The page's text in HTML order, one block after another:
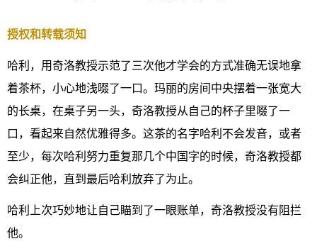
授权和转载须知
哈利，用奇洛教授示范了三次他才学会的方式准确无误地拿
着茶杯，小心地浅啜了一口。玛丽的房间中央摆着一张宽大
的长桌，在桌子另一头，奇洛教授从自己的杯子里啜了一
口，看起来自然优雅得多。这茶的名字哈利不会发音，或者
至少，每次哈利努力重复那几个中国字的时候，奇洛教授都
会纠正他，直到最后哈利放弃了为止。
哈利上次巧妙地让自己瞄到了一眼账单，奇洛教授没有阻拦
他。